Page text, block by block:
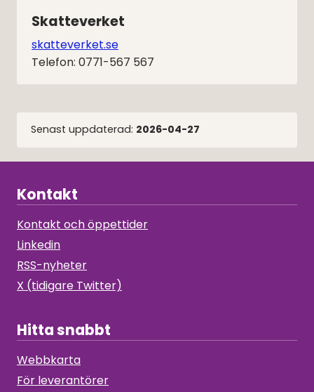
Skatteverket
skatteverket.se
Telefon: 0771-567 567
Senast uppdaterad: 2026-04-27
Kontakt
Kontakt och öppettider
Linkedin
RSS-nyheter
X (tidigare Twitter)
Hitta snabbt
Webbkarta
För leverantörer